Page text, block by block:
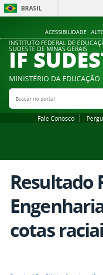
ACESSIBILIDADE
BRASIL
INSTITUTO FEDERAL DE
SUDESTE DE MINAS GERAIS
IF
MINISTÉRIO DA EDUCAÇÃO
Buscar no portal
Fale Conosco
Resultado
cotas